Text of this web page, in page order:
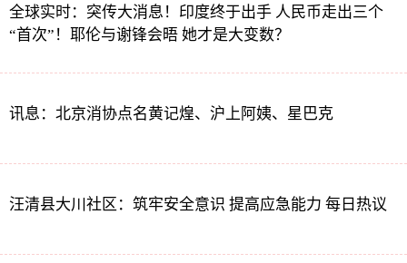
全球实时：突传大消息！印度终于出手 人民币走出三个
“首次”！耶伦与谢锋会晤 她才是大变数？
讯息：北京消协点名黄记煌、沪上阿姨、星巴克
汪清县大川社区：筑牢安全意识 提高应急能力 每日热议